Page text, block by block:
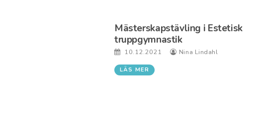
Mästerskapstävling i Estetisk
truppgymnastik
10.12.2021 Nina Lindahl
LÄS MER